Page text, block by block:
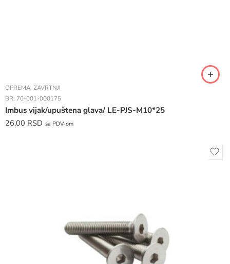
OPREMA, ZAVRTNJI
BR: 70-001-000175
Imbus vijak/upuštena glava/ LE-PJS-M10*25
26,00 RSD sa PDV-om